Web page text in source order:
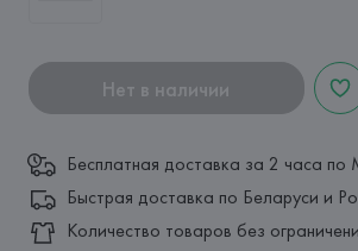
Нет в наличии
Бесплатная доставка за 2 часа по
Быстрая доставка по Беларуси и
Количество товаров без